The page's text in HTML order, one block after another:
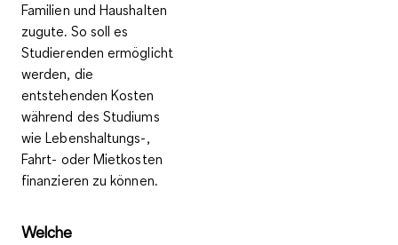
Familien und Haushalten
zugute. So soll es
Studierenden ermöglicht
werden, die
entstehenden Kosten
während des Studiums
wieLebenshaltungs-,
Fahrt- oder Mietkosten
finanzieren zu können.
Welche